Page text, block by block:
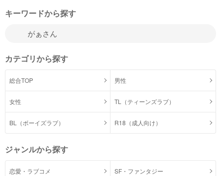
キーワードから探す
カテゴリから探す
総合TOP 男性
女性 TL（ティーンズラブ）
BL（ボーイズラブ） R18（成人向け）
ジャンルから探す
恋愛・ラブコメ SF・ファンタジー